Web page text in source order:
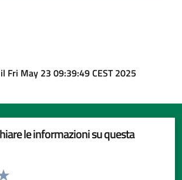
Fri May 23 09:39:49 CEST 2025
le informazioni su questa
la pagina